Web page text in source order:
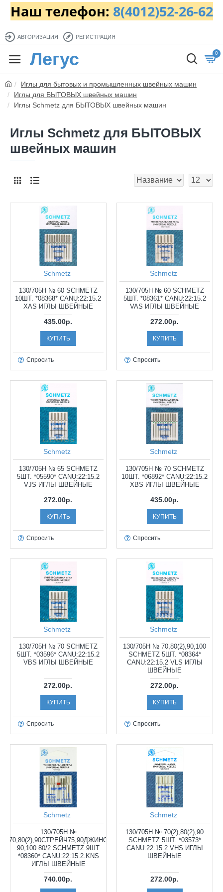
Наш телефон: 8(4012)52-26-62
АВТОРИЗАЦИЯ РЕГИСТРАЦИЯ
Легус 0
Иглы для бытовых и промышленных швейных машин
Иглы для БЫТОВЫХ швейных машин
Иглы Schmetz для БЫТОВЫХ швейных машин
Иглы Schmetz для БЫТОВЫХ
швейных машин
Schmetz
130/705H № 60 SCHMETZ
10ШТ. *08368* CANU:22:15.2
XAS ИГЛЫ ШВЕЙНЫЕ
435.00р.
КУПИТЬ
Спросить
Schmetz
130/705H № 60 SCHMETZ
5ШТ. *08361* CANU:22:15.2
VAS ИГЛЫ ШВЕЙНЫЕ
272.00р.
КУПИТЬ
Спросить
Schmetz
130/705H № 65 SCHMETZ
5ШТ. *05590* CANU:22:15.2
VJS ИГЛЫ ШВЕЙНЫЕ
272.00р.
КУПИТЬ
Спросить
Schmetz
130/705H № 70 SCHMETZ
10ШТ. *06892* CANU:22:15.2
XBS ИГЛЫ ШВЕЙНЫЕ
435.00р.
КУПИТЬ
Спросить
Schmetz
130/705H № 70 SCHMETZ
5ШТ. *03596* CANU:22:15.2
VBS ИГЛЫ ШВЕЙНЫЕ
272.00р.
КУПИТЬ
Спросить
Schmetz
130/705H № 70,80(2),90,100
SCHMETZ 5ШТ. *08364*
CANU:22:15.2 VLS ИГЛЫ
ШВЕЙНЫЕ
272.00р.
КУПИТЬ
Спросить
Schmetz
130/705H №
70,80(2),90СТРЕЙЧ75,90ДЖИНС
90,100 80/2 SCHMETZ 9ШТ
*08360* CANU:22:15.2.KNS
ИГЛЫ ШВЕЙНЫЕ
740.00р.
Schmetz
130/705H № 70(2),80(2),90
SCHMETZ 5ШТ. *03573*
CANU:22:15.2 VHS ИГЛЫ
ШВЕЙНЫЕ
272.00р.